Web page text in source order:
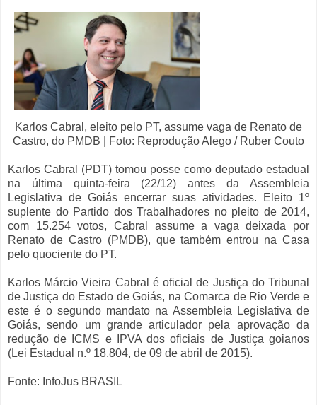
Karlos Cabral, eleito pelo PT, assume vaga de Renato de
Castro, do PMDB | Foto: Reprodução Alego / Ruber Couto
Karlos Cabral (PDT) tomou posse como deputado estadual
na última quinta-feira (22/12) antes da Assembleia
Legislativa de Goiás encerrar suas atividades. Eleito 1º
suplente do Partido dos Trabalhadores no pleito de 2014,
com 15.254 votos, Cabral assume a vaga deixada por
Renato de Castro (PMDB), que também entrou na Casa
pelo quociente do PT.
Karlos Márcio Vieira Cabral é oficial de Justiça do Tribunal
de Justiça do Estado de Goiás, na Comarca de Rio Verde e
este é o segundo mandato na Assembleia Legislativa de
Goiás, sendo um grande articulador pela aprovação da
redução de ICMS e IPVA dos oficiais de Justiça goianos
(Lei Estadual n.º 18.804, de 09 de abril de 2015).
Fonte: InfoJus BRASIL